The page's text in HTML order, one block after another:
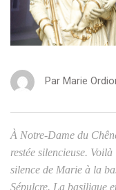
Par Marie
À Notre-Dame du
restée silencieuse.
silence de Marie à la
Sépulcre. La basilique